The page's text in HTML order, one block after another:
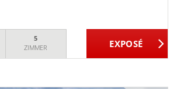
5
ZIMMER